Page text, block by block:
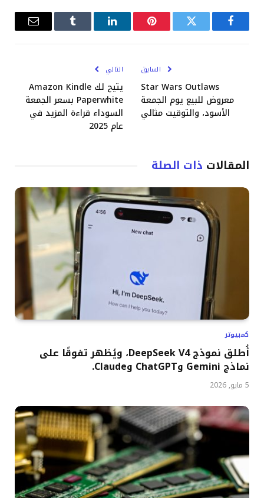
فيسبوكتويتر بينتيريستلينكدإن Tumblrالبريد
السابق
Star Wars Outlaws
معروض للبيع يوم الجمعة
الأسود، والتوقيت مثالي
التالي
يتيح لك Amazon Kindle
Paperwhite بسعر الجمعة
السوداء قراءة المزيد في
عام 2025
المقالات ذات الصلة
كمبيوتر
أُطلق نموذج DeepSeek V4، ويُظهر تفوقًا على
نماذج Gemini وChatGPT وClaude.
5 مايو, 2026